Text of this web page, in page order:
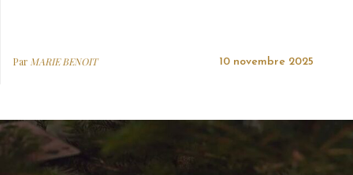
Par MARIE BENOIT 10 novembre 2025